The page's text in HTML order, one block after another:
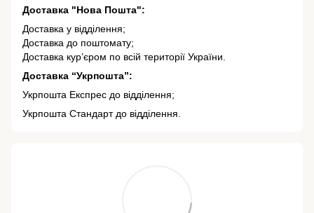
Доставка "Нова Пошта":
Доставка у відділення;
Доставка до поштомату;
Доставка кур’єром по всій території України.
Доставка “Укрпошта”:
Укрпошта Експрес до відділення;
Укрпошта Стандарт до відділення.